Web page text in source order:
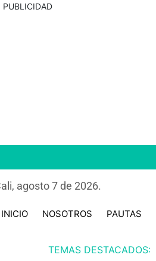
PUBLICIDAD
agosto 7 de 2026.
INICIO NOSOTROS PAUTAS
TEMAS DESTACADOS: